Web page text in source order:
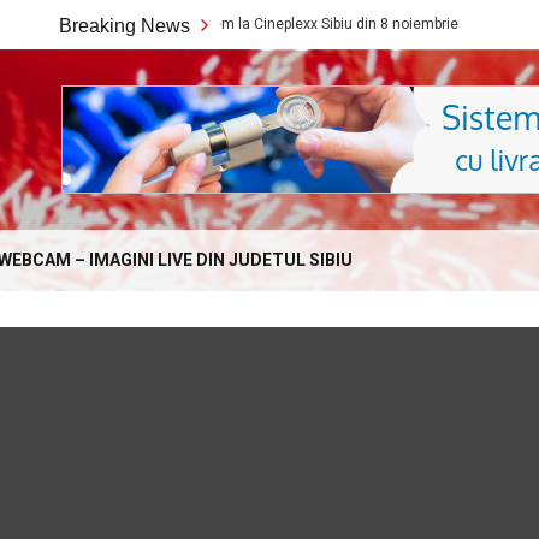
Breaking News
Ce filme noi vedem la Cineplexx Sibiu din 8 noiembrie Ce
– IMAGINI LIVE DIN JUDETUL SIBIU